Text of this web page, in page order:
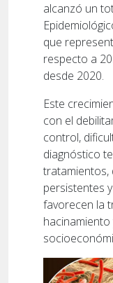
alcanzó un
que
respecto a
desde 2020.
Este
con el
control,
diagnóstico
tratamientos,
persistentes
favorecen la
hacinamiento